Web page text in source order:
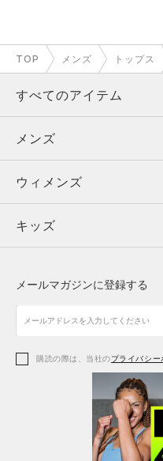
TOP メンズ トップス
すべてのアイテム
メンズ
ウィメンズ
キッズ
アクセサリー
メンズ
トップス
ボトムス
アクセサリー
ウィメンズ
トップス
シューズ
アクセサリー
レギンス＆タイツ
キッズ
シューズ
メールマガジンに登録する
購読の際は、当社のプライバシー